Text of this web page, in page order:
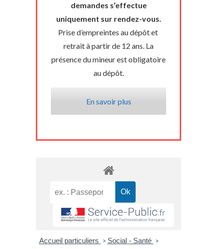
demandes s’effectue
uniquement sur rendez-vous.
Prise d’empreintes au dépôt et
retrait à partir de 12 ans. La
présence du mineur est obligatoire
au dépôt.
En savoir plus
Accueil particuliers > Social - Santé >